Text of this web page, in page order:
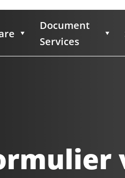
Document
Services